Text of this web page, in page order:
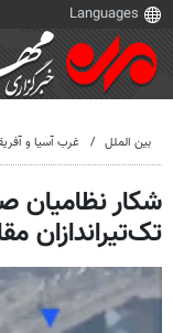
بین الملل غرب آسیا و
شکار
تک‌تیراندازان